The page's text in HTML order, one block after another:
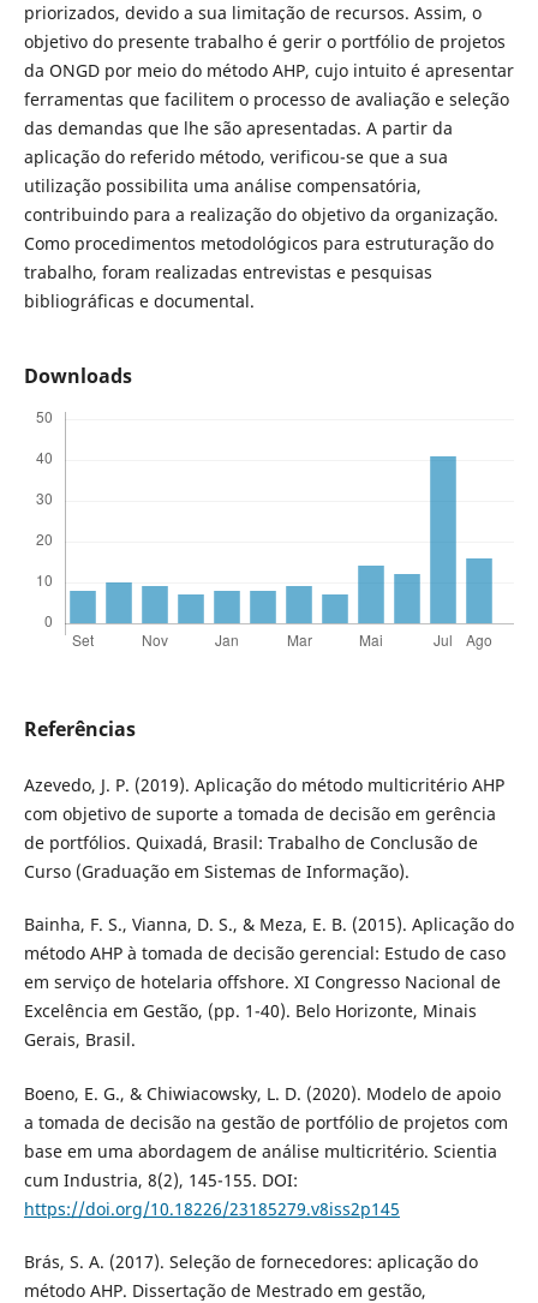
priorizados, devido a sua limitação de recursos. Assim, o
objetivo do presente trabalho é gerir o portfólio de projetos
da ONGD por meio do método AHP, cujo intuito é apresentar
ferramentas que facilitem o processo de avaliação e seleção
das demandas que lhe são apresentadas. A partir da
aplicação do referido método, verificou-se que a sua
utilização possibilita uma análise compensatória,
contribuindo para a realização do objetivo da organização.
Como procedimentos metodológicos para estruturação do
trabalho, foram realizadas entrevistas e pesquisas
bibliográficas e documental.
Downloads
Referências
Azevedo, J. P. (2019). Aplicação do método multicritério AHP
com objetivo de suporte a tomada de decisão em gerência
de portfólios. Quixadá, Brasil: Trabalho de Conclusão de
Curso (Graduação em Sistemas de Informação).
Bainha, F. S., Vianna, D. S., & Meza, E. B. (2015). Aplicação do
método AHP à tomada de decisão gerencial: Estudo de caso
em serviço de hotelaria offshore. XI Congresso Nacional de
Excelência em Gestão, (pp. 1-40). Belo Horizonte, Minais
Gerais, Brasil.
Boeno, E. G., & Chiwiacowsky, L. D. (2020). Modelo de apoio
a tomada de decisão na gestão de portfólio de projetos com
base em uma abordagem de análise multicritério. Scientia
cum Industria, 8(2), 145-155. DOI:
https://doi.org/10.18226/23185279.v8iss2p145
Brás, S. A. (2017). Seleção de fornecedores: aplicação do
método AHP. Dissertação de Mestrado em gestão,